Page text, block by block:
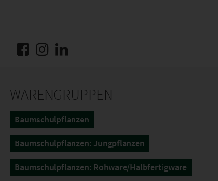
WARENGRUPPEN
Baumschulpflanzen
Baumschulpflanzen: Jungpflanzen
Baumschulpflanzen: Rohware/Halbfertigware